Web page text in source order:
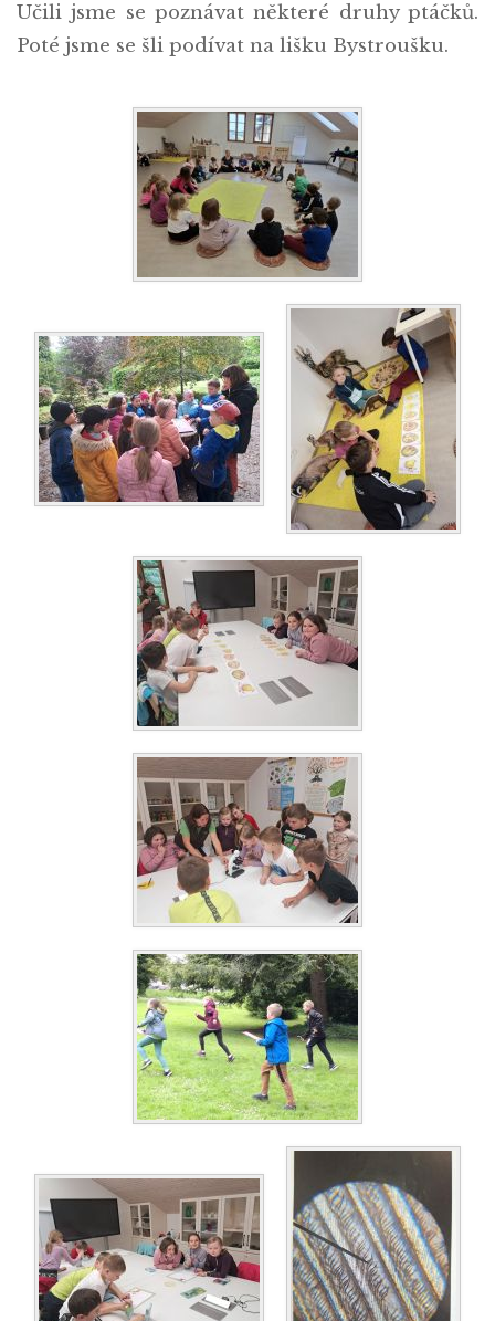
Učili jsme se poznávat některé druhy ptáčků.
Poté jsme se šli podívat na lišku Bystroušku.